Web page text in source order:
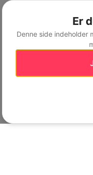
Er
Denne side